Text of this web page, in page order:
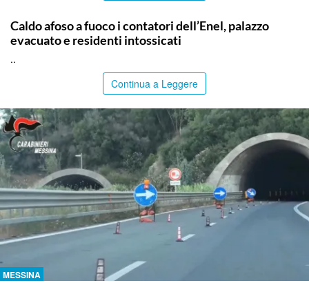
Caldo afoso a fuoco i contatori dell’Enel, palazzo
evacuato e residenti intossicati
..
Continua a Leggere
MESSINA